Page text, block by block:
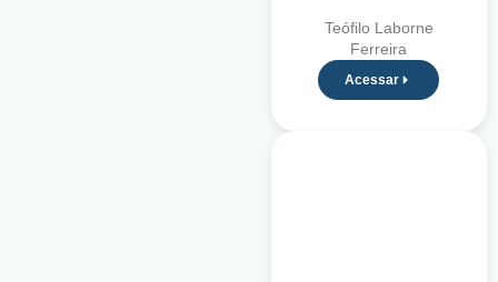
Teófilo Laborne
Ferreira
Acessar